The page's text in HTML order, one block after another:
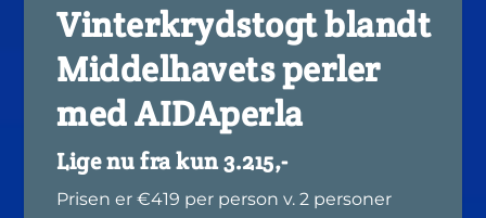
Vinterkrydstogt blandt
Middelhavets perler
med AIDAperla
Lige nu fra kun 3.215,-
Prisen er €419 per person v. 2 personer